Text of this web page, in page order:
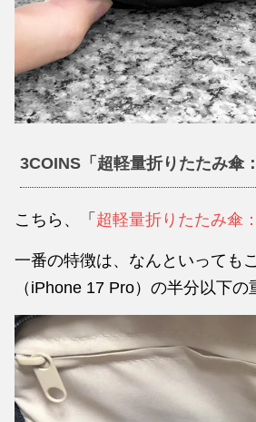
3COINS「超軽量折りたたみ傘
こちら、「 超軽量折りたたみ傘
一番の特徴は、なんといっても
（iPhone 17 Pro）の半分以下の